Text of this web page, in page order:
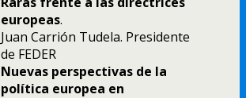
europeas.
Juan Carrión Tudela. Presidente
de FEDER
Nuevas perspectivas de la
política europea en